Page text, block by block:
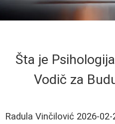
Šta je
Vodič za
Radula Vinčilović 2026-02-